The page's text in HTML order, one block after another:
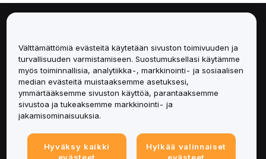
Palvelut
Tuki
Tuotteet
Lakiasiat
Välttämättömiä evästeitä käytetään sivuston toimivuuden ja
turvallisuuden varmistamiseen. Suostumuksellasi käytämme
myös toiminnallisia, analytiikka-, markkinointi- ja sosiaalisen
median evästeitä muistaaksemme asetuksesi,
ymmärtääksemme sivuston käyttöä, parantaaksemme
sivustoa ja tukeaksemme markkinointi- ja
jakamisominaisuuksia.
Hyväksy kaikki
Hylkää valinnaiset